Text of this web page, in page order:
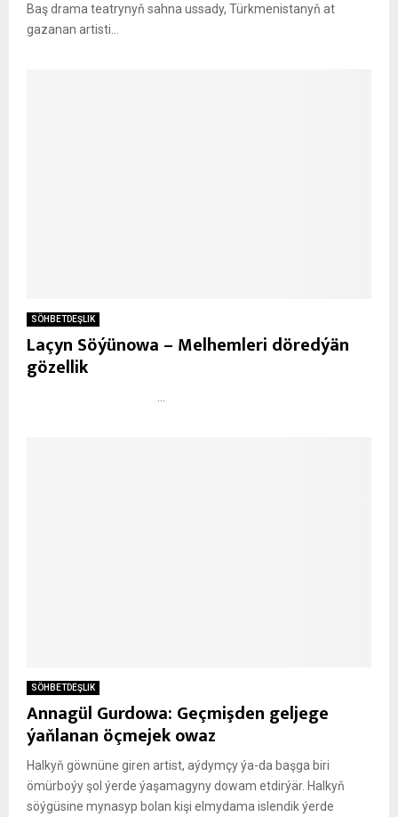
Baş drama teatrynyň sahna ussady, Türkmenistanyň at
gazanan artisti...
SÖHBETDEŞLIK
Laçyn Söýünowa – Melhemleri döredýän
gözellik
...
SÖHBETDEŞLIK
Annagül Gurdowa: Geçmişden geljege
ýaňlanan öçmejek owaz
Halkyň göwnüne giren artist, aýdymçy ýa-da başga biri
ömürboýy şol ýerde ýaşamagyny dowam etdirýär. Halkyň
söýgüsine mynasyp bolan kişi elmydama islendik ýerde